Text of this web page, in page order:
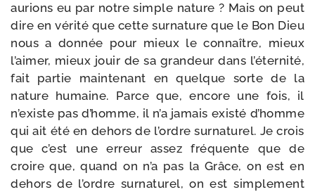
aurions eu par notre simple nature ? Mais on peut
dire en véri­té que cette sur­na­ture que le Bon Dieu
nous a don­née pour mieux le connaître, mieux
l’aimer, mieux jouir de sa gran­deur dans l’éternité,
fait par­tie main­te­nant en quelque sorte de la
nature humaine. Parce que, encore une fois, il
n’existe pas d’homme, il n’a jamais exis­té d’homme
qui ait été en dehors de l’ordre sur­na­tu­rel. Je crois
que c’est une erreur assez fré­quente que de
croire que, quand on n’a pas la Grâce, on est en
dehors de l’ordre sur­na­tu­rel, on est sim­ple­ment